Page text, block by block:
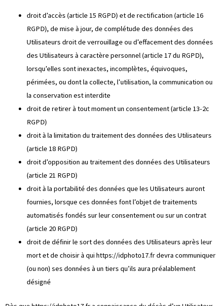
droit d’accès (article 15 RGPD) et de rectification (article 16
RGPD), de mise à jour, de complétude des données des
Utilisateurs droit de verrouillage ou d’effacement des données
des Utilisateurs à caractère personnel (article 17 du RGPD),
lorsqu’elles sont inexactes, incomplètes, équivoques,
périmées, ou dont la collecte, l’utilisation, la communication ou
la conservation est interdite
droit de retirer à tout moment un consentement (article 13-2c
RGPD)
droit à la limitation du traitement des données des Utilisateurs
(article 18 RGPD)
droit d’opposition au traitement des données des Utilisateurs
(article 21 RGPD)
droit à la portabilité des données que les Utilisateurs auront
fournies, lorsque ces données font l’objet de traitements
automatisés fondés sur leur consentement ou sur un contrat
(article 20 RGPD)
droit de définir le sort des données des Utilisateurs après leur
mort et de choisir à qui https://idphoto17.frdevra communiquer
(ou non) ses données à un tiers qu’ils aura préalablement
désigné